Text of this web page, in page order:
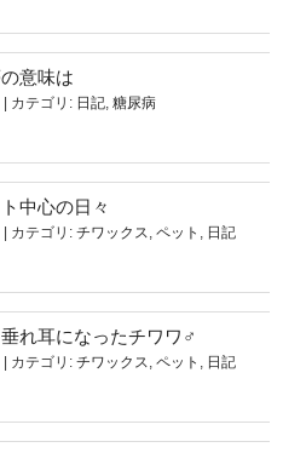
意味は
| カテゴリ: 日記 糖尿病
中心の日々
| カテゴリ: チワックス ペット 日記
れ耳になったチワワ♂
| カテゴリ: チワックス ペット 日記